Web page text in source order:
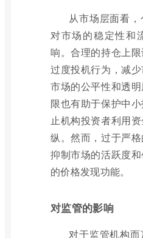
从市场层面看
对市场的稳定性和
响。合理的持仓上
过度投机行为，减
市场的公平性和透
限也有助于保护中
止机构投资者利用
纵。然而，过于严
抑制市场的活跃度
的价格发现功能。
对监管的影响
对于监管机构